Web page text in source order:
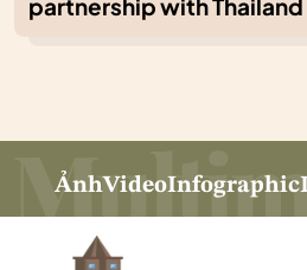
partnership with Thailand
ẢnhVideoInfographic